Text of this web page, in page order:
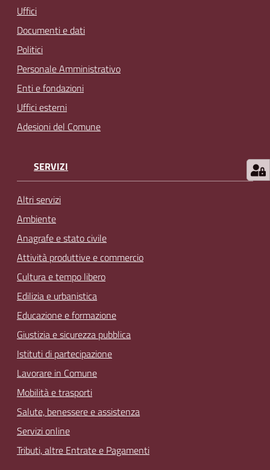
Uffici
Documenti e dati
Politici
Personale Amministrativo
Enti e fondazioni
Uffici esterni
Adesioni del Comune
SERVIZI
Altri servizi
Ambiente
Anagrafe e stato civile
Attività produttive e commercio
Cultura e tempo libero
Edilizia e urbanistica
Educazione e formazione
Giustizia e sicurezza pubblica
Istituti di partecipazione
Lavorare in Comune
Mobilità e trasporti
Salute, benessere e assistenza
Servizi online
Tributi, altre Entrate e Pagamenti